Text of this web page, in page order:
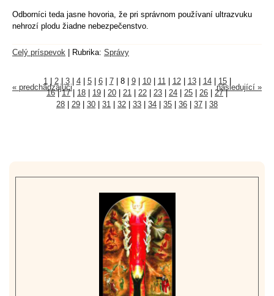
Odborníci teda jasne hovoria, že pri správnom používaní ultrazvuku
nehrozí plodu žiadne nebezpečenstvo.
Celý príspevok Rubrika: Správy
« predchádzajúci
1 2 3 4 5 6 7 8 9 10 11 12 13 14 15
16 | 17 18 19 20 21 22 23 24 25 26 27 |
28
29 30 31 32 33 34 35 36 37 38
následující »